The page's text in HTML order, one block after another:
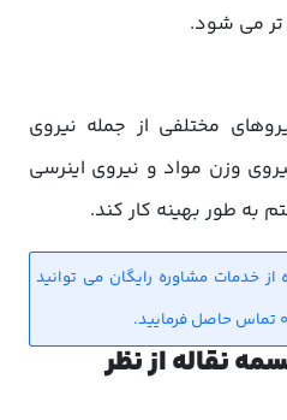
می شود.
مختلفی از جمله نیروی
وزن مواد و نیروی اینرسی
به طور بهینه کار کند.
از خدمات مشاوره رایگان می توانید
نقاله از نظر